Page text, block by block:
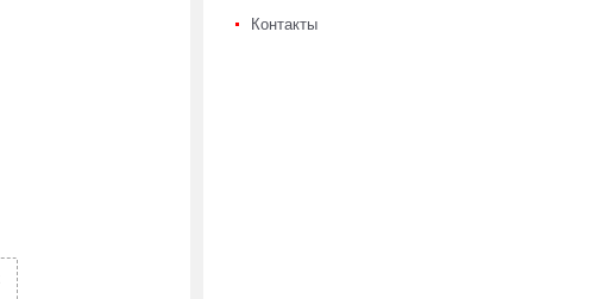
Контакты